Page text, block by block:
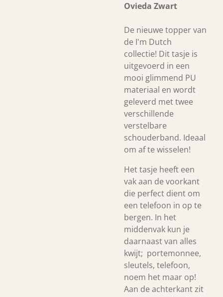
Ovieda Zwart
De nieuwe topper van
de I'm Dutch
collectie! Dit tasje is
uitgevoerd in een
mooi glimmend PU
materiaal en wordt
geleverd met twee
verschillende
verstelbare
schouderband. Ideaal
om af te wisselen!
Het tasje heeft een
vak aan de voorkant
die perfect dient om
een telefoon in op te
bergen. In het
middenvak kun je
daarnaast van alles
kwijt; portemonnee,
sleutels, telefoon,
noem het maar op!
Aan de achterkant zit